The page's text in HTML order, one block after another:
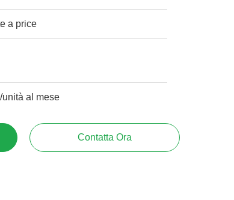
a price
unità al mese
Contatta Ora